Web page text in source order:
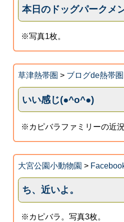
本日のドッグパークメ
※写真1枚。
草津熱帯圏 > ブログde熱帯圏
いい感じ(●^o^●)
※カピバラファミリーの近況
大宮公園小動物園 >
ち、近いよ。
※カピバラ。写真3枚。